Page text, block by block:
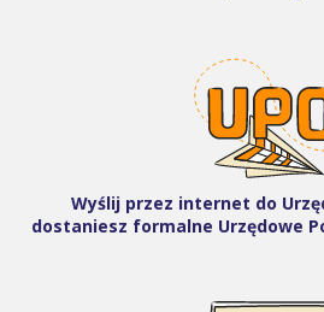
Wyślij przez internet do
dostaniesz formalne Urzędowe